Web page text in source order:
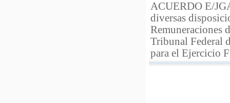
ACUERDO E/
diversas
Remuneraciones
Tribunal Federal
para el Ejercicio